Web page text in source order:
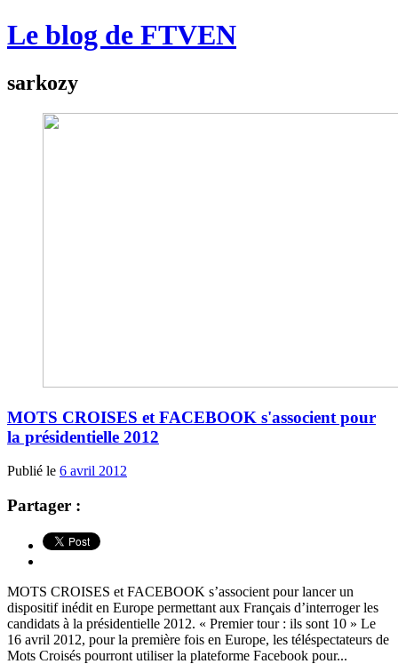
Le blog de FTVEN
sarkozy
MOTS CROISES et FACEBOOK s'associent pour
la présidentielle 2012
Publié le 6 avril 2012
Partager :
MOTS CROISES et FACEBOOK s’associent pour lancer un
dispositif inédit en Europe permettant aux Français d’interroger les
candidats à la présidentielle 2012. « Premier tour : ils sont 10 » Le
16 avril 2012, pour la première fois en Europe, les téléspectateurs de
Mots Croisés pourront utiliser la plateforme Facebook pour...